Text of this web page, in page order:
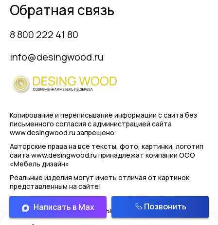
Обратная связь
8 800 222 41 80
info@desingwood.ru
Копирование и переписывание информации с сайта без
письменного согласия с администрацией сайта
www.desingwood.ru запрещено.
Авторские права на все тексты, фото, картинки, логотип
сайта www.desingwood.ru принадлежат компании ООО
«Мебель дизайн»
Реальные изделия могут иметь отличая от картинок
представленным на сайте!
Политика конфиденциальности
Написать в Max Позвонить